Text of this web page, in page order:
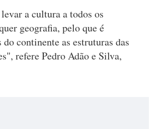
a cultura a todos os
geografia, pelo que é
continente as estruturas das
refere Pedro Adão e Silva,